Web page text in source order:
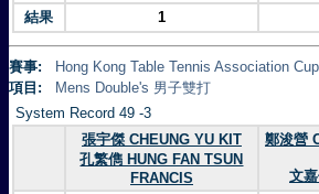
結果
1
賽事:
Hong Kong Table Tennis Association
項目:
Mens Double's 男子雙打
System Record 49 -3
張宇傑 CHEUNG YU KIT
孔繁儁 HUNG FAN TSUN
FRANCIS
鄭浚營
文